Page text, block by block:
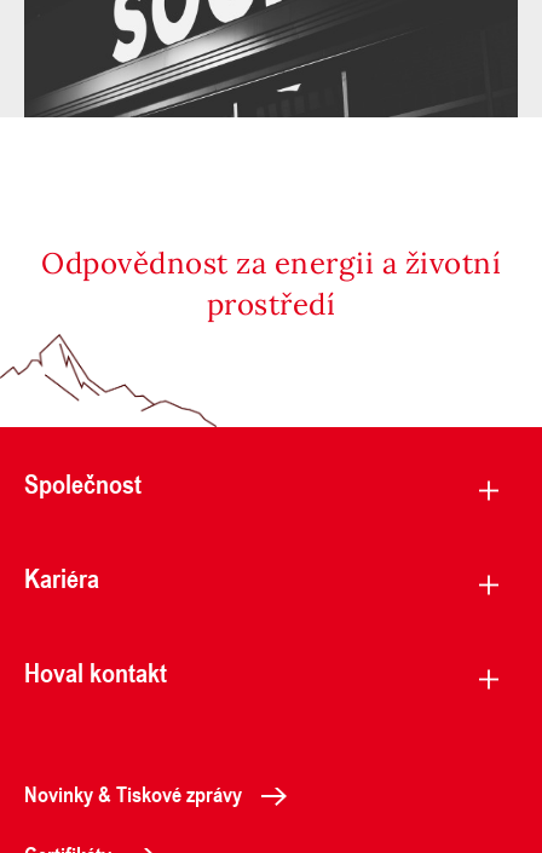
Odpovědnost za energii a životní
prostředí
Společnost
Kariéra
Hoval kontakt
Novinky & Tiskové zprávy